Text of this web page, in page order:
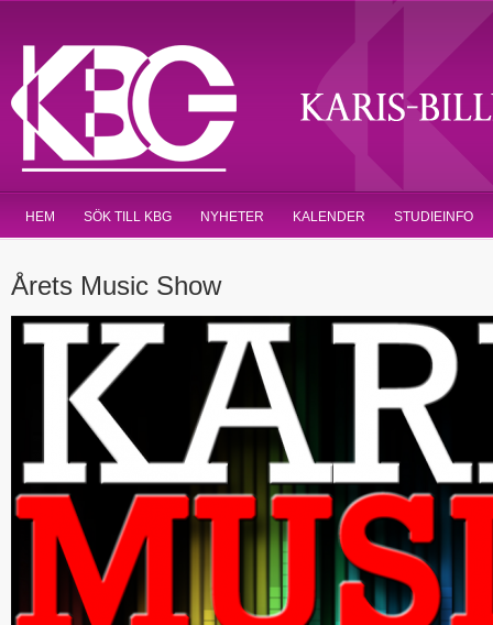
HEM SÖK TILL KBG NYHETER KALENDER STUDIEINFO
Årets Music Show